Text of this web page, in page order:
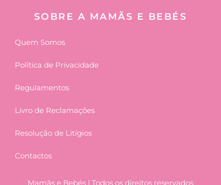
SOBRE A MAMÃS E BEBÉS
Quem Somos
Política de Privacidade
Regulamentos
Livro de Reclamações
Resolução de Litígios
Contactos
Mamãs e Bebés | Todos os direitos reservados